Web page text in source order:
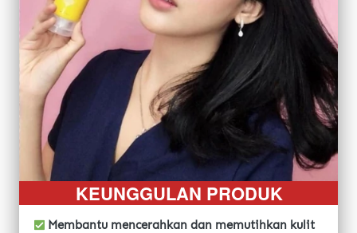
KEUNGGULAN PRODUK
Membantu mencerahkan dan memutihkan kulit